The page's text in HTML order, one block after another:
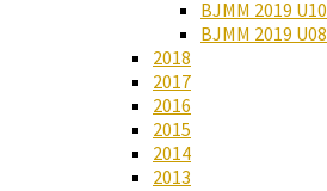
BJMM 2019 U10
BJMM 2019 U08
2018
2017
2016
2015
2014
2013